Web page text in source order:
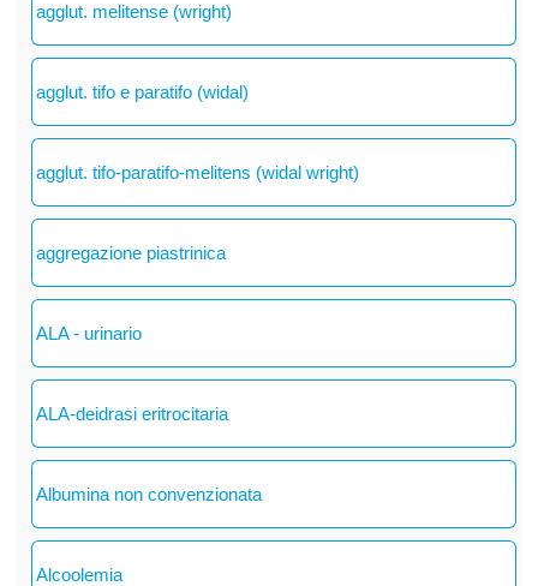
agglut. melitense (wright)
agglut. tifo e paratifo (widal)
agglut. tifo-paratifo-melitens (widal wright)
aggregazione piastrinica
ALA - urinario
ALA-deidrasi eritrocitaria
Albumina non convenzionata
Alcoolemia